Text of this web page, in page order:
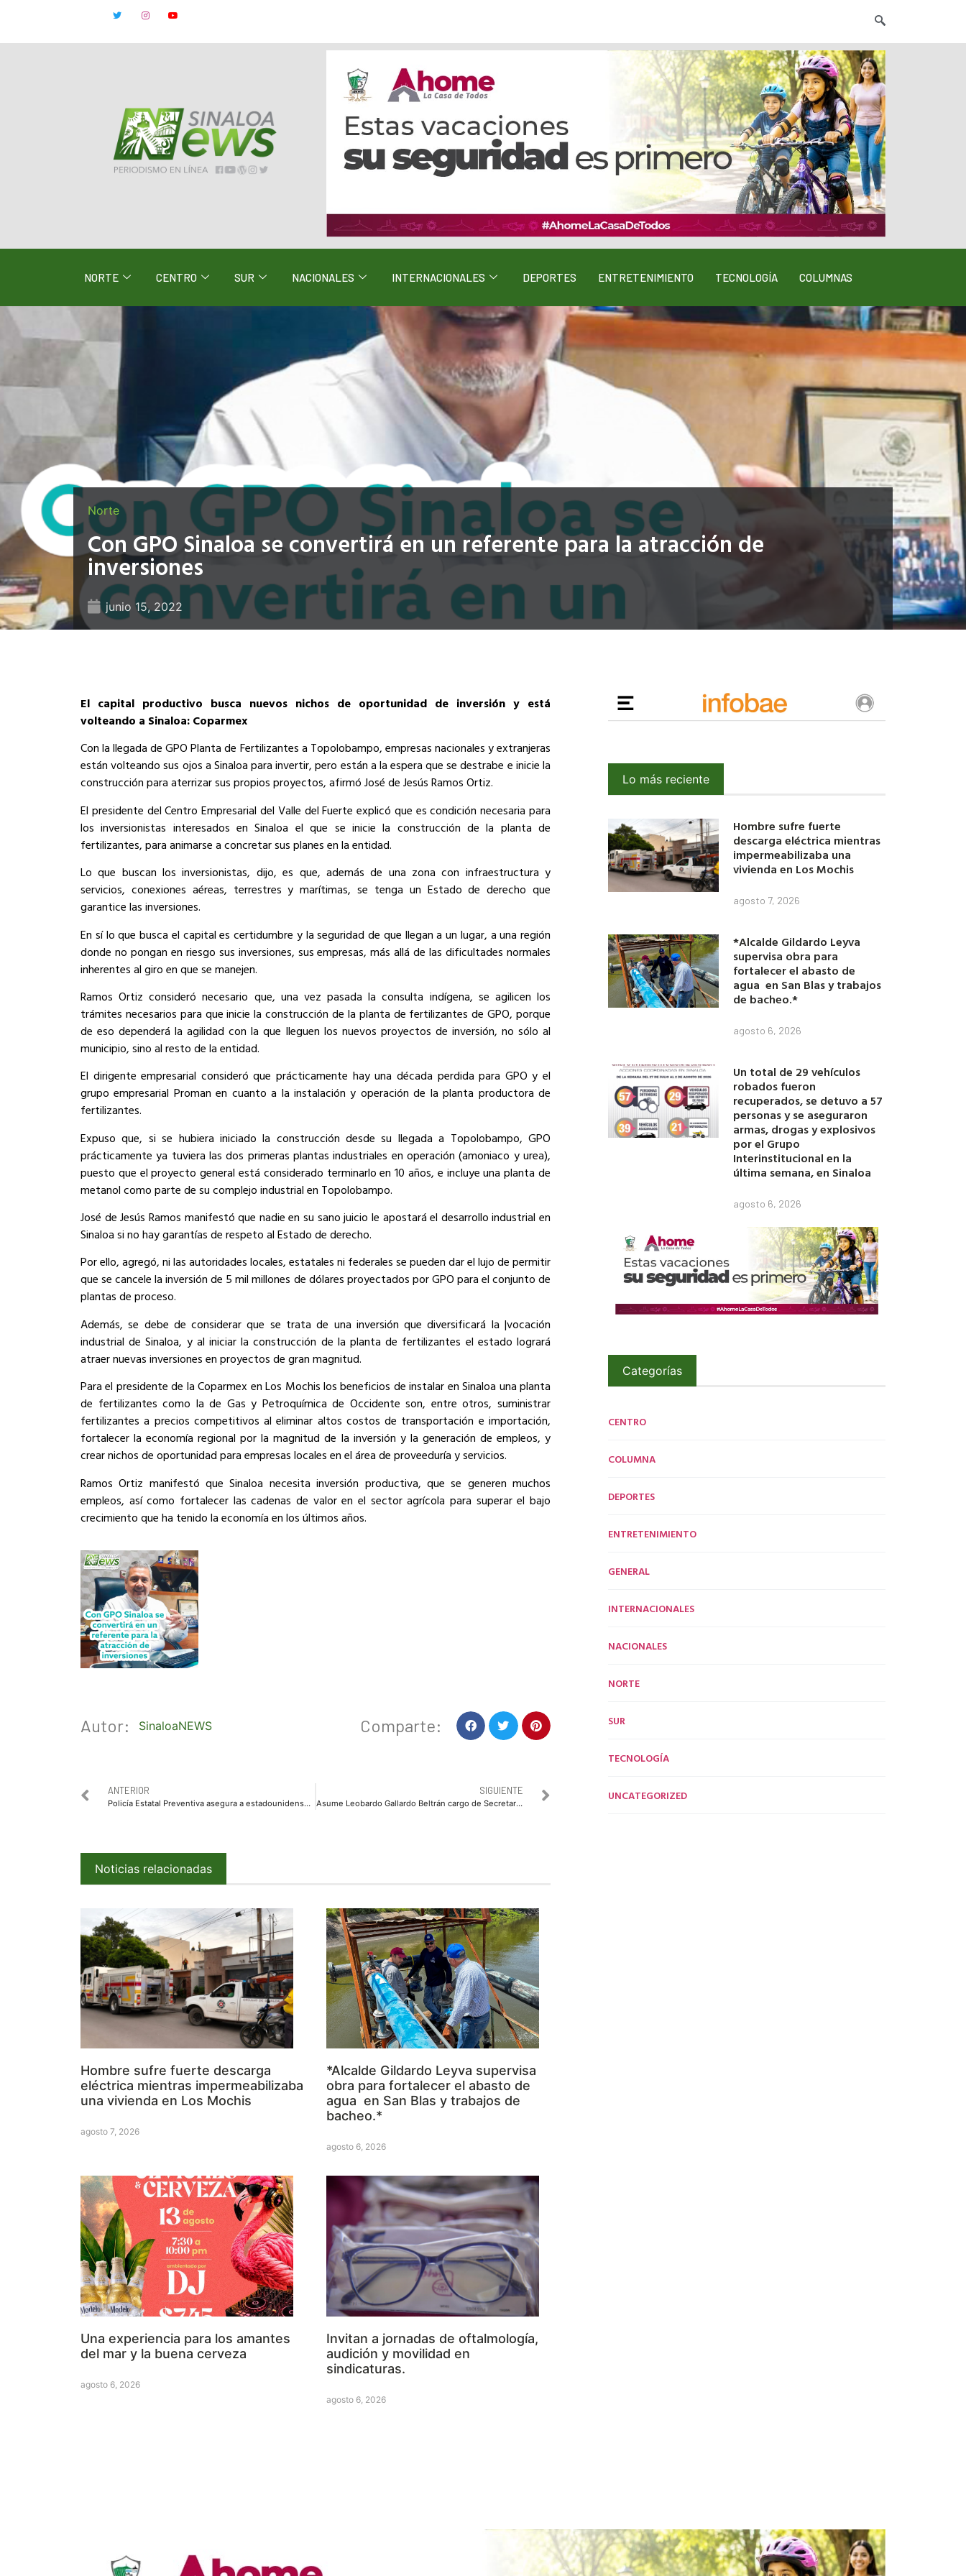
NORTE CENTRO SUR NACIONALES INTERNACIONALES DEPORTES ENTRETENIMIENTO TECNOLOGÍA COLUMNAS
Norte
Con GPO Sinaloa se convertirá en un referente para la atracción de
inversiones
junio 15, 2022
El capital productivo busca nuevos nichos de oportunidad de inversión y está
volteando a Sinaloa: Coparmex
Con la llegada de GPO Planta de Fertilizantes a Topolobampo, empresas nacionales y extranjeras
están volteando sus ojos a Sinaloa para invertir, pero están a la espera que se destrabe e inicie la
construcción para aterrizar sus propios proyectos, afirmó José de Jesús Ramos Ortiz.
El presidente del Centro Empresarial del Valle del Fuerte explicó que es condición necesaria para
los inversionistas interesados en Sinaloa el que se inicie la construcción de la planta de
fertilizantes, para animarse a concretar sus planes en la entidad.
Lo que buscan los inversionistas, dijo, es que, además de una zona con infraestructura y
servicios, conexiones aéreas, terrestres y marítimas, se tenga un Estado de derecho que
garantice las inversiones.
En sí lo que busca el capital es certidumbre y la seguridad de que llegan a un lugar, a una región
donde no pongan en riesgo sus inversiones, sus empresas, más allá de las dificultades normales
inherentes al giro en que se manejen.
Ramos Ortiz consideró necesario que, una vez pasada la consulta indígena, se agilicen los
trámites necesarios para que inicie la construcción de la planta de fertilizantes de GPO, porque
de eso dependerá la agilidad con la que lleguen los nuevos proyectos de inversión, no sólo al
municipio, sino al resto de la entidad.
El dirigente empresarial consideró que prácticamente hay una década perdida para GPO y el
grupo empresarial Proman en cuanto a la instalación y operación de la planta productora de
fertilizantes.
Expuso que, si se hubiera iniciado la construcción desde su llegada a Topolobampo, GPO
prácticamente ya tuviera las dos primeras plantas industriales en operación (amoniaco y urea),
puesto que el proyecto general está considerado terminarlo en 10 años, e incluye una planta de
metanol como parte de su complejo industrial en Topolobampo.
José de Jesús Ramos manifestó que nadie en su sano juicio le apostará el desarrollo industrial en
Sinaloa si no hay garantías de respeto al Estado de derecho.
Por ello, agregó, ni las autoridades locales, estatales ni federales se pueden dar el lujo de permitir
que se cancele la inversión de 5 mil millones de dólares proyectados por GPO para el conjunto de
plantas de proceso.
Además, se debe de considerar que se trata de una inversión que diversificará la |vocación
industrial de Sinaloa, y al iniciar la construcción de la planta de fertilizantes el estado logrará
atraer nuevas inversiones en proyectos de gran magnitud.
Para el presidente de la Coparmex en Los Mochis los beneficios de instalar en Sinaloa una planta
de fertilizantes como la de Gas y Petroquímica de Occidente son, entre otros, suministrar
fertilizantes a precios competitivos al eliminar altos costos de transportación e importación,
fortalecer la economía regional por la magnitud de la inversión y la generación de empleos, y
crear nichos de oportunidad para empresas locales en el área de proveeduría y servicios.
Ramos Ortiz manifestó que Sinaloa necesita inversión productiva, que se generen muchos
empleos, así como fortalecer las cadenas de valor en el sector agrícola para superar el bajo
crecimiento que ha tenido la economía en los últimos años.
Autor: SinaloaNEWS Comparte:
ANTERIOR
Policía Estatal Preventiva asegura a estadounidense con presunta droga en Culiacán
SIGUIENTE
Asume Leobardo Gallardo Beltrán cargo de Secretario del Ayuntamiento de Culiacán
Noticias relacionadas
Hombre sufre fuerte descarga
eléctrica mientras impermeabilizaba
una vivienda en Los Mochis
agosto 7, 2026
*Alcalde Gildardo Leyva supervisa
obra para fortalecer el abasto de
agua en San Blas y trabajos de
bacheo.*
agosto 6, 2026
Una experiencia para los amantes
del mar y la buena cerveza
agosto 6, 2026
Invitan a jornadas de oftalmología,
audición y movilidad en
sindicaturas.
agosto 6, 2026
Lo más reciente
Hombre sufre fuerte
descarga eléctrica mientras
impermeabilizaba una
vivienda en Los Mochis
agosto 7, 2026
*Alcalde Gildardo Leyva
supervisa obra para
fortalecer el abasto de
agua en San Blas y trabajos
de bacheo.*
agosto 6, 2026
Un total de 29 vehículos
robados fueron
recuperados, se detuvo a 57
personas y se aseguraron
armas, drogas y explosivos
por el Grupo
Interinstitucional en la
última semana, en Sinaloa
agosto 6, 2026
Categorías
CENTRO
COLUMNA
DEPORTES
ENTRETENIMIENTO
GENERAL
INTERNACIONALES
NACIONALES
NORTE
SUR
TECNOLOGÍA
UNCATEGORIZED